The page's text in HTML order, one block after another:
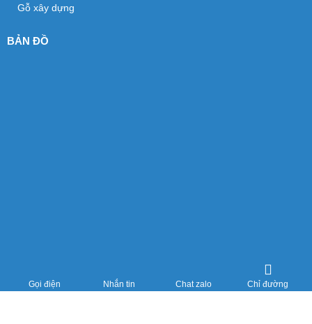
Gỗ xây dựng
BẢN ĐỒ
Copyright © ĐẠT THÀNH. All Rights Reserved. Designed by Nina.vn
Đang online: 2
Hôm nay: 403 Tháng: 3898 Tổng truy cập: 289936
Gọi điện Nhắn tin Chat zalo Chỉ đường